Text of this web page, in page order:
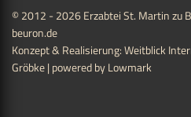
© 2012 - 2026 Erzabtei St. Martin zu
beuron.de
Konzept & Realisierung:Weitblick
Gröbke| powered byLowmark